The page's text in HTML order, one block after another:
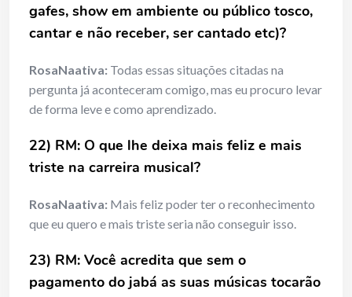
gafes, show em ambiente ou público tosco,
cantar e não receber, ser cantado etc)?
RosaNaativa: Todas essas situações citadas na
pergunta já aconteceram comigo, mas eu procuro levar
de forma leve e como aprendizado.
22) RM: O que lhe deixa mais feliz e mais
triste na carreira musical?
RosaNaativa: Mais feliz poder ter o reconhecimento
que eu quero e mais triste seria não conseguir isso.
23) RM: Você acredita que sem o
pagamento do jabá as suas músicas tocarão